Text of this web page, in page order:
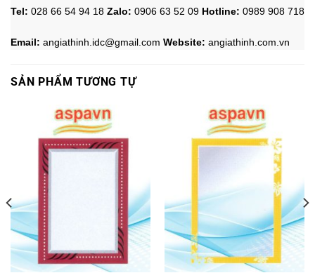
Tel: 028 66 54 94 18 Zalo: 0906 63 52 09 Hotline: 0989 908 718
Email: angiathinh.idc@gmail.com Website: angiathinh. com.vn
SẢN PHẨM TƯƠNG TỰ